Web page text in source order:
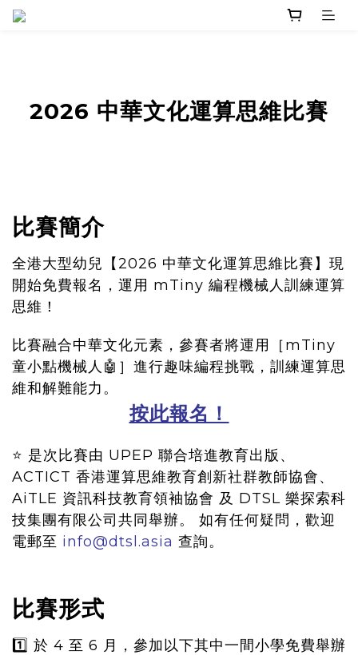
2026 中華文化運算思維比賽
比賽簡介
全港大型幼兒【2026 中華文化運算思維比賽】現
開始免費報名，運用 mTiny 編程機械人訓練運算
思維！
比賽融合中華文化元素，參賽者將運用［mTiny
童小點機械人🤖］進行趣味編程挑戰，訓練運算思
維和解難能力。
按此報名！
⭐ 是次比賽由 UPEP 聯合培進教育出版、
ACTICT 香港運算思維教育創新社群教師協會、
AiTLE 資訊科技教育領袖協會 及 DTSL 樂探索科
技集團有限公司共同舉辦。 如有任何疑問，歡迎
電郵至 info@dtsl.asia 查詢。
比賽形式
1️⃣ 於 4 至 6 月，參加以下其中一間小學免費舉辦